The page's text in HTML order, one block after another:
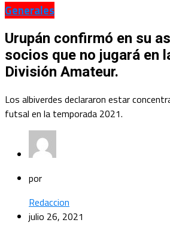
Generales
Urupán confirmó en su
socios que no jugará en
División Amateur.
Los albiverdes declararon estar
futsal en la temporada 2021.
por
Redaccion
julio 26, 2021